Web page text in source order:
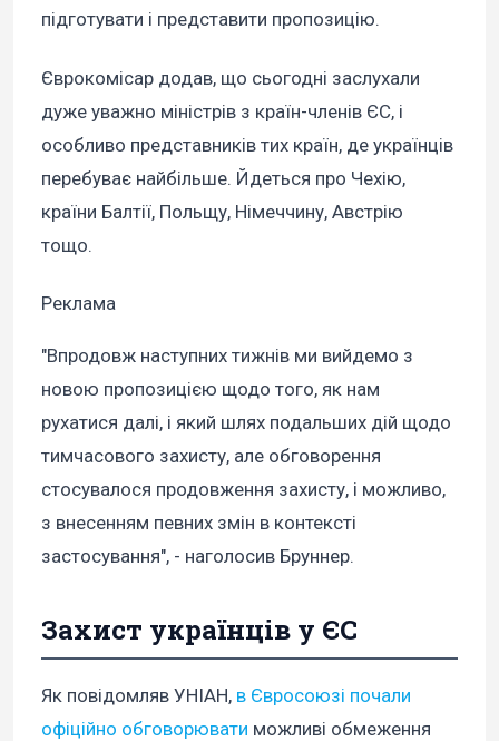
підготувати і представити пропозицію.
Єврокомісар додав, що сьогодні заслухали
дуже уважно міністрів з країн-членів ЄС, і
особливо представників тих країн, де українців
перебуває найбільше. Йдеться про Чехію,
країни Балтії, Польщу, Німеччину, Австрію
тощо.
Реклама
"Впродовж наступних тижнів ми вийдемо з
новою пропозицією щодо того, як нам
рухатися далі, і який шлях подальших дій щодо
тимчасового захисту, але обговорення
стосувалося продовження захисту, і можливо,
з внесенням певних змін в контексті
застосування", - наголосив Бруннер.
Захист українців у ЄС
Як повідомляв УНІАН, в Євросоюзі почали
офіційно обговорювати можливі обмеження